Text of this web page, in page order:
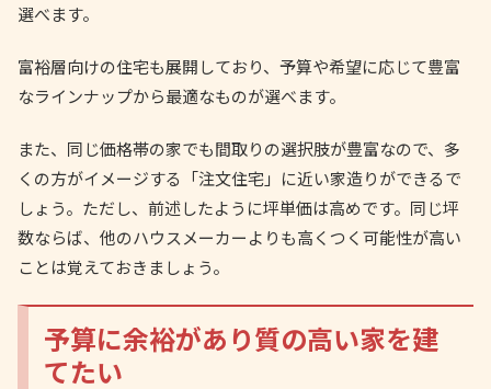
選べます。
富裕層向けの住宅も展開しており、予算や希望に応じて豊富
なラインナップから最適なものが選べます。
また、同じ価格帯の家でも間取りの選択肢が豊富なので、多
くの方がイメージする「注文住宅」に近い家造りができるで
しょう。ただし、前述したように坪単価は高めです。同じ坪
数ならば、他のハウスメーカーよりも高くつく可能性が高い
ことは覚えておきましょう。
予算に余裕があり質の高い家を建
てたい